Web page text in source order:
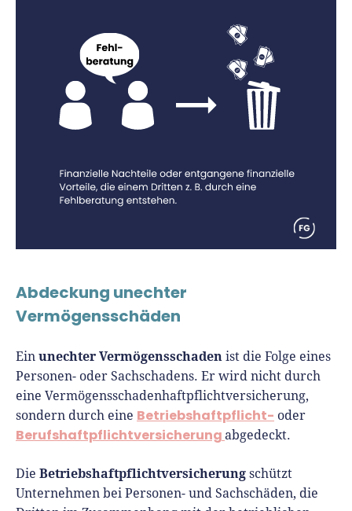
Abdeckung unechter
Vermögensschäden
Ein unechter Vermögensschaden ist die Folge eines
Personen- oder Sachschadens. Er wird nicht durch
eine Vermögensschadenhaftpflichtversicherung,
sondern durch eine Betriebshaftpflicht- oder
Berufshaftpflichtversicherung abgedeckt.
Die Betriebshaftpflichtversicherung schützt
Unternehmen bei Personen- und Sachschäden, die